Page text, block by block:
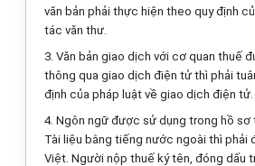
văn bản phải thực hiện theo quy định
tác văn thư.
3. Văn bản giao dịch với cơ quan thuế
thông qua giao dịch điện tử thì phải
định của pháp luật về giao dịch điện tử.
4. Ngôn ngữ được sử dụng trong hồ sơ
Tài liệu bằng tiếng nước ngoài thì phải
Việt. Người nộp thuế ký tên, đóng dấu